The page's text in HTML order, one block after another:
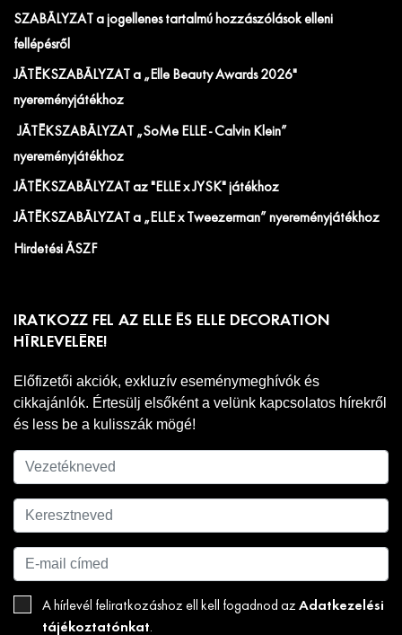
SZABÁLYZAT a jogellenes tartalmú hozzászólások elleni
fellépésről
JÁTÉKSZABÁLYZAT a „Elle Beauty Awards 2026"
nyereményjátékhoz
JÁTÉKSZABÁLYZAT „SoMe ELLE - Calvin Klein”
nyereményjátékhoz
JÁTÉKSZABÁLYZAT az "ELLE x JYSK" játékhoz
JÁTÉKSZABÁLYZAT a „ELLE x Tweezerman” nyereményjátékhoz
Hirdetési ÁSZF
IRATKOZZ FEL AZ ELLE ÉS ELLE DECORATION
HÍRLEVELÉRE!
Előfizetői akciók, exkluzív eseménymeghívók és
cikkajánlók. Értesülj elsőként a velünk kapcsolatos hírekről
és less be a kulisszák mögé!
A hírlevél feliratkozáshoz ell kell fogadnod az Adatkezelési
tájékoztatónkat.